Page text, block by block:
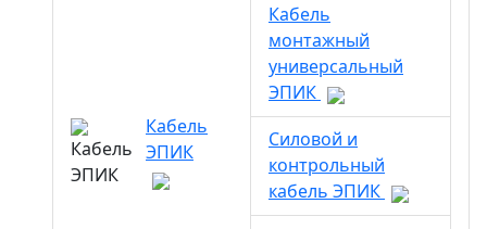
Кабель
ЭПИК
Кабель
монтажный
универсальный
ЭПИК
Силовой и
контрольный
кабель ЭПИК